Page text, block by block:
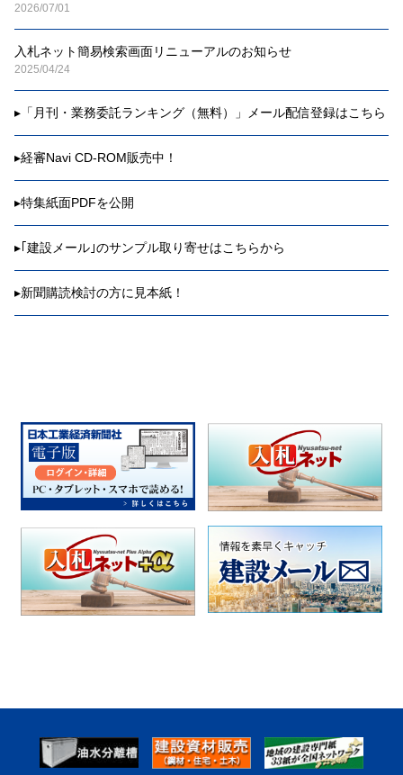
2026/07/01
入札ネット簡易検索画面リニューアルのお知らせ
2025/04/24
▸ 「月刊・業務委託ランキング（無料）」メール配信登録はこちら
▸経審Navi CD-ROM販売中！
▸特集紙面PDFを公開
▸ ｢建設メール｣のサンプル取り寄せはこちらから
▸新聞購読検討の方に見本紙！